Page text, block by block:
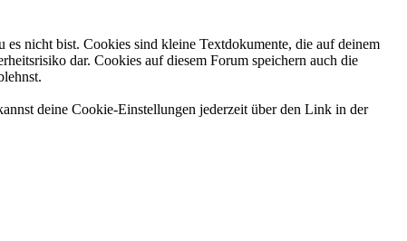
nicht bist. Cookies sind kleine Textdokumente, die auf deinem
dar. Cookies auf diesem Forum speichern auch die
deine Cookie-Einstellungen jederzeit über den Link in der